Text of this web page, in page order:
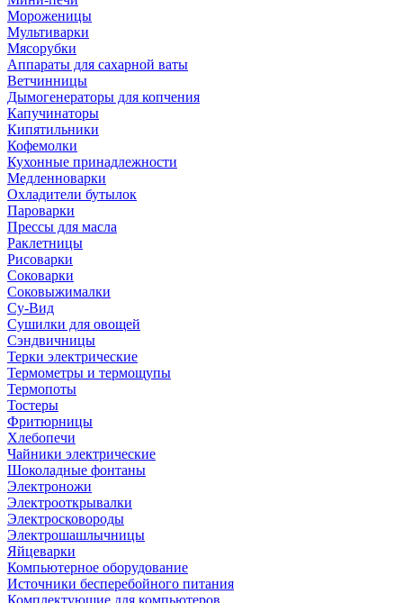
Мороженицы
Мультиварки
Мясорубки
Аппараты для сахарной ваты
Ветчинницы
Дымогенераторы для копчения
Капучинаторы
Кипятильники
Кофемолки
Кухонные принадлежности
Медленноварки
Охладители бутылок
Пароварки
Прессы для масла
Раклетницы
Рисоварки
Соковарки
Соковыжималки
Су-Вид
Сушилки для овощей
Сэндвичницы
Терки электрические
Термометры и термощупы
Термопоты
Тостеры
Фритюрницы
Хлебопечи
Чайники электрические
Шоколадные фонтаны
Электроножи
Электрооткрывалки
Электросковороды
Электрошашлычницы
Яйцеварки
Компьютерное оборудование
Источники бесперебойного питания
Комплектующие для компьютеров